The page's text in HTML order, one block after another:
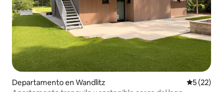
Departamento en Wandlitz
5 (22)